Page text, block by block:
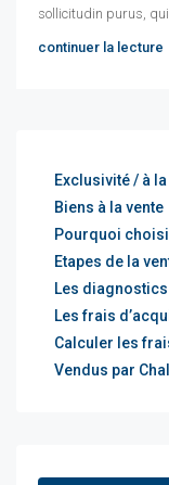
sollicitudin purus,
continuer la lecture
Exclusivité / à
Biens à la vente
Pourquoi
Etapes de la
Les
Les frais
Calculer les
Vendus par